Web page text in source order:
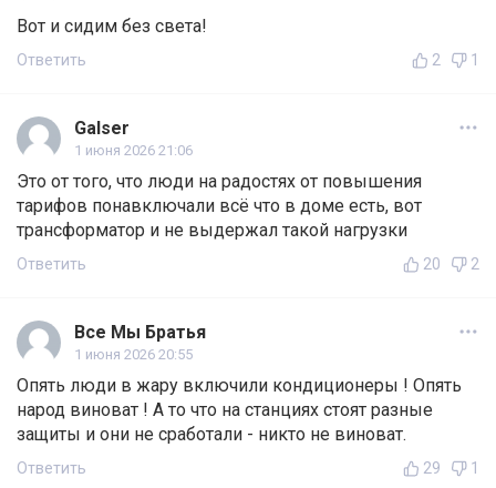
Вот и сидим без света!
Ответить 2 1
Galser
1 июня 2026 21:06
Это от того, что люди на радостях от повышения
тарифов понавключали всё что в доме есть, вот
трансформатор и не выдержал такой нагрузки
Ответить 20 2
Все Мы Братья
1 июня 2026 20:55
Опять люди в жару включили кондиционеры ! Опять
народ виноват ! А то что на станциях стоят разные
защиты и они не сработали - никто не виноват.
Ответить 29 1